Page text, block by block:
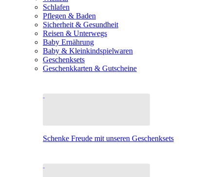
Schlafen
Pflegen & Baden
Sicherheit & Gesundheit
Reisen & Unterwegs
Baby Ernährung
Baby & Kleinkindspielwaren
Geschenksets
Geschenkkarten & Gutscheine
Schenke Freude mit unseren Geschenksets